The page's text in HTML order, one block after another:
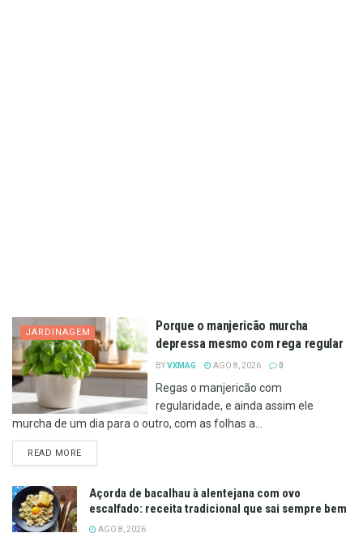
JARDINAGEM
Porque o manjericão murcha
depressa mesmo com rega regular
BYVXMAG AGO 8, 2026 0
Regas o manjericão com
regularidade, e ainda assim ele
murcha de um dia para o outro, com as folhas a...
READ MOREDETAILS
Açorda de bacalhau à alentejana com ovo
escalfado: receita tradicional que sai sempre bem
AGO 8, 2026